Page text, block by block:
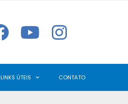
LINKS ÚTEIS CONTATO